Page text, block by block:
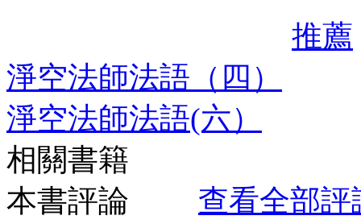
推薦
淨空法師法語（四）
淨空法師法語(六）
相關書籍
本書評論
查看全部評